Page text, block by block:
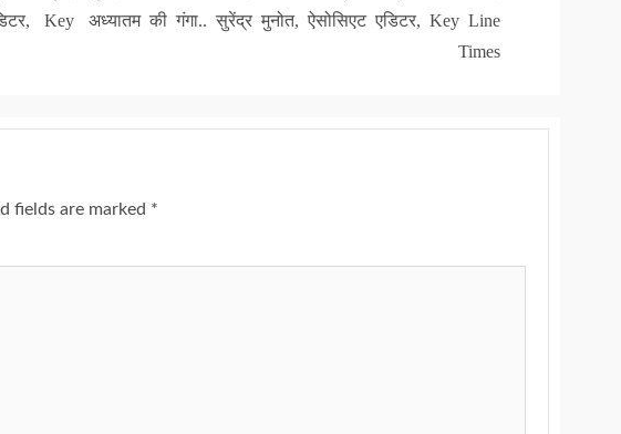
Key
अध्यातम की गंगा.. सुरेंद्र मुनोत, ऐसोसिएट एडिटर, Key Line
Times
fields are marked *